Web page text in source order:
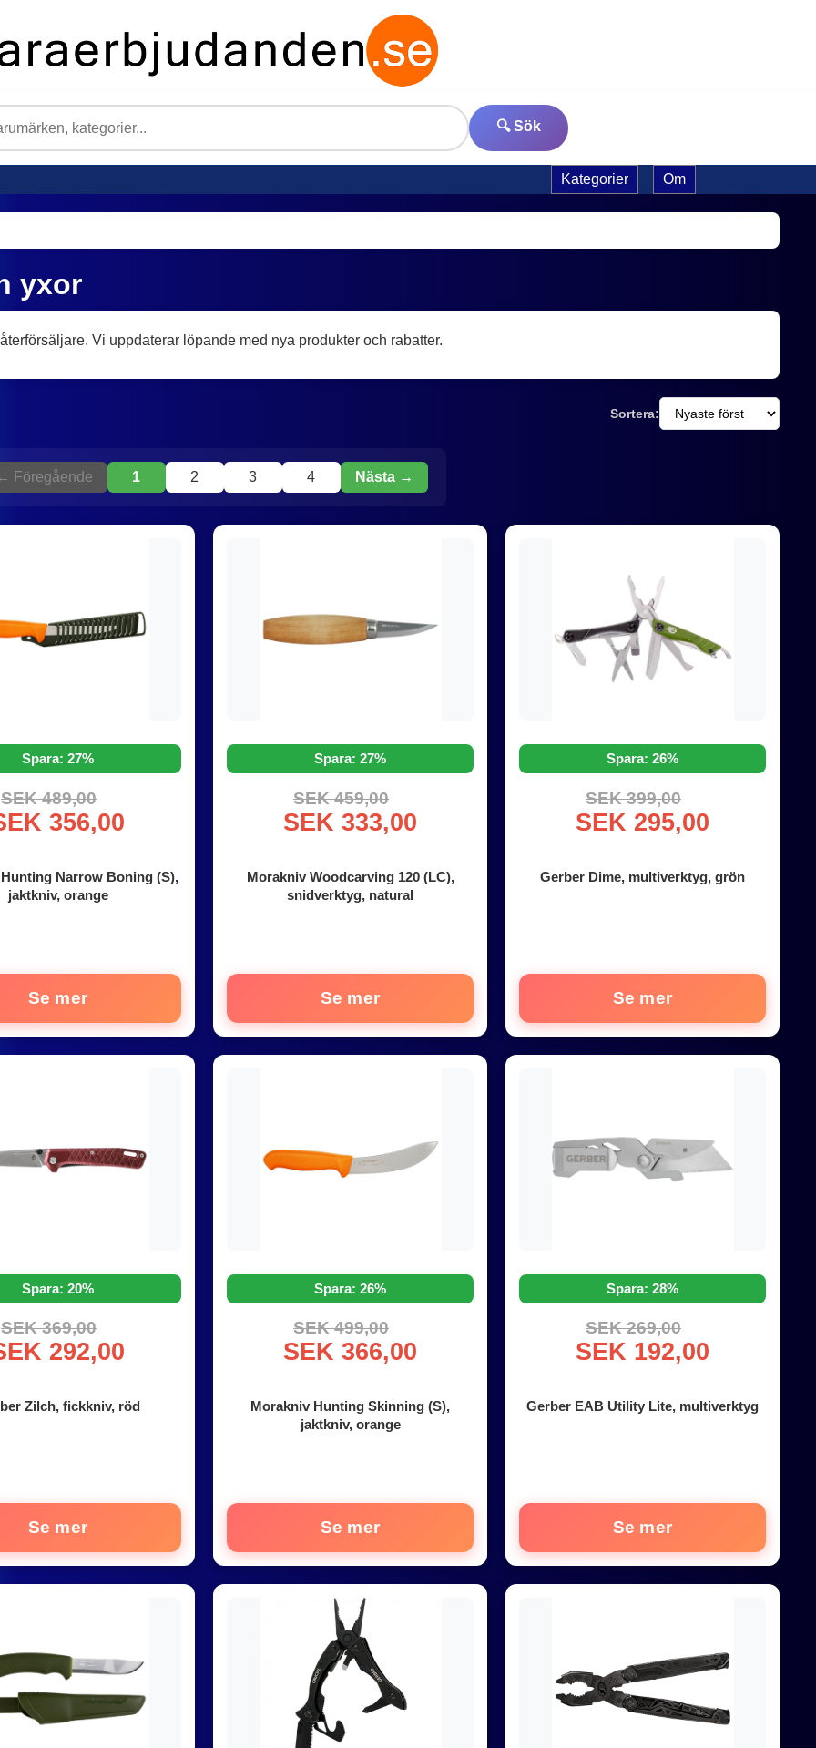
🔍 Sök
Kategorier Om
yxor
Vi uppdaterar löpande med nya produkter och rabatter.
Sortera:
Föregående 1 2 3 4 Nästa →
Spara: 27%
SEK 489,00
356,00
Narrow Boning (S),
jaktkniv, orange
Se mer
Spara: 27%
SEK 459,00
SEK 333,00
Morakniv Woodcarving 120 (LC),
snidverktyg, natural
Se mer
Spara: 26%
SEK 399,00
SEK 295,00
Gerber Dime, multiverktyg, grön
Se mer
Spara: 20%
SEK 369,00
292,00
Zilch, fickkniv, röd
Se mer
Spara: 26%
SEK 499,00
SEK 366,00
Morakniv Hunting Skinning (S),
jaktkniv, orange
Se mer
Spara: 28%
SEK 269,00
SEK 192,00
Gerber EAB Utility Lite, multiverktyg
Se mer